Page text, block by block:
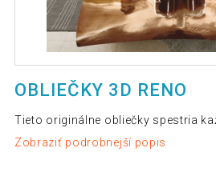
OBLIEČKY 3D RENO
Tieto originálne obliečky spestria
Zobraziť podrobnejší popis